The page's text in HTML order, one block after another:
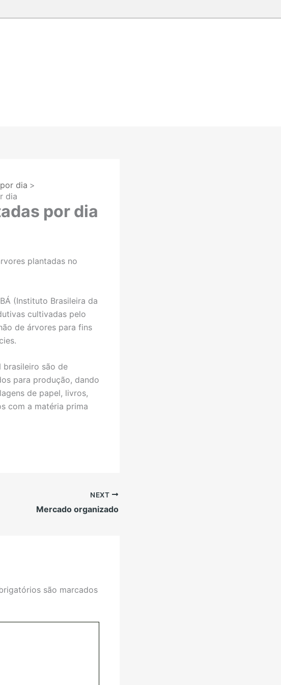
dia
dia
por dia
plantadas no
(Instituto Brasileira da
cultivadas pelo
de árvores para fins
são de
para produção, dando
de papel, livros,
com a matéria prima
NEXT
Mercado organizado
são marcados